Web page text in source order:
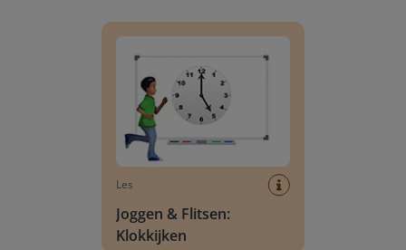
Les
Joggen & Flitsen:
Klokkijken